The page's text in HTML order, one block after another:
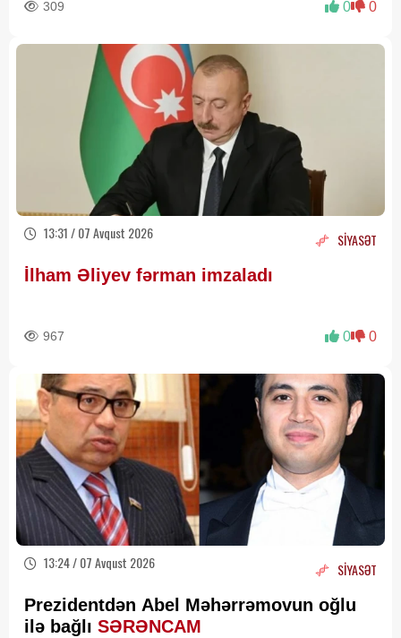
309 0 0
13:31 / 07 Avqust 2026 SİYASƏT
İlham Əliyev fərman imzaladı
967 0 0
13:24 / 07 Avqust 2026 SİYASƏT
Prezidentdən Abel Məhərrəmovun oğlu
ilə bağlı SƏRƏNCAM